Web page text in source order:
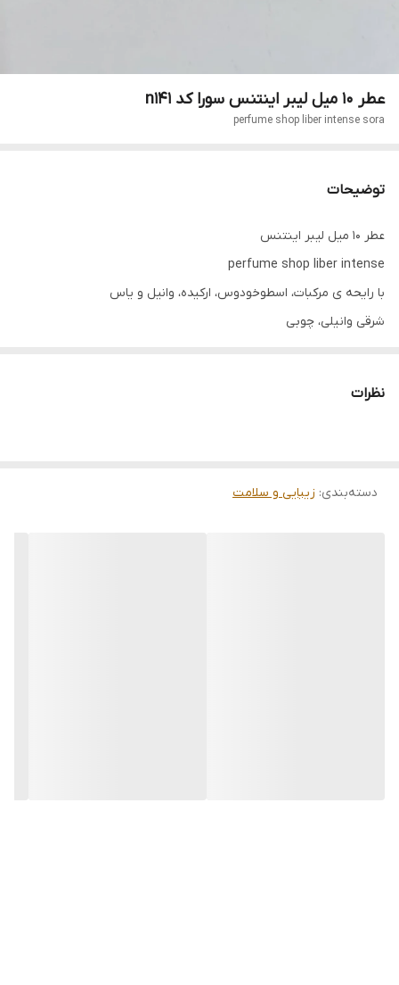
عطر ۱۰ میل لیبر اینتنس سورا کد n141
perfume shop liber intense sora
توضیحات
عطر ۱۰ میل لیبر اینتنس
perfume shop liber intense
با رایحه ی مرکبات، اسطوخودوس، ارکیده، وانیل و یاس
شرقی وانیلی، چوبی
نظرات
دسته‌بندی: زیبایی و سلامت